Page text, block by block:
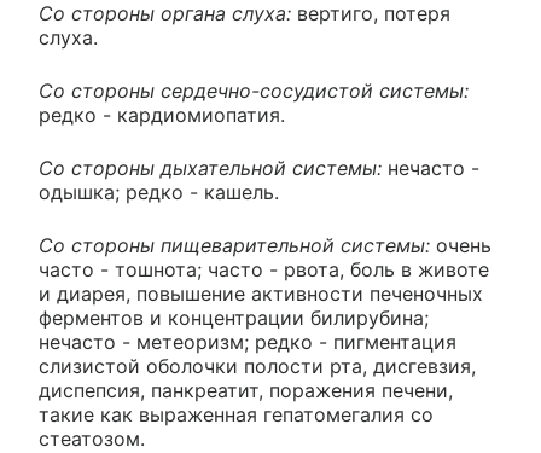
Со стороны органа слуха: вертиго, потеря
слуха.
Со стороны сердечно-сосудистой системы:
редко - кардиомиопатия.
Со стороны дыхательной системы: нечасто -
одышка; редко - кашель.
Со стороны пищеварительной системы: очень
часто - тошнота; часто - рвота, боль в животе
и диарея, повышение активности печеночных
ферментов и концентрации билирубина;
нечасто - метеоризм; редко - пигментация
слизистой оболочки полости рта, дисгевзия,
диспепсия, панкреатит, поражения печени,
такие как выраженная гепатомегалия со
стеатозом.